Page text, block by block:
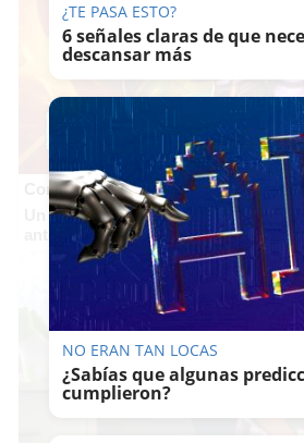
Corepunk MMORPG
Un verdadero MMORPG de la vieja
antes, pero mejor!
¿TE PASA ESTO?
6 señales claras de que
descansar más
NO ERAN TAN LOCAS
¿Sabías que algunas
cumplieron?